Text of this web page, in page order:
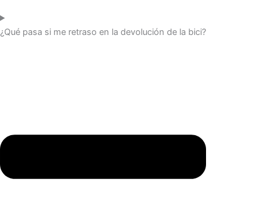
¿Qué pasa si me retraso en la devolución de la bici?